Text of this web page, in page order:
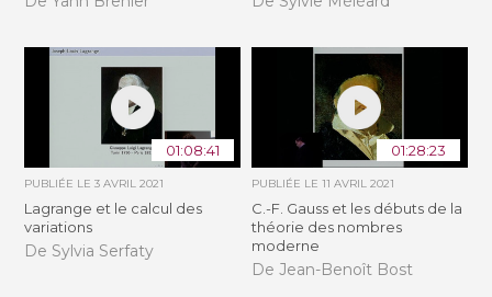
01:08:41
PUBLIÉE LE3 AVRIL 2021
Lagrange et le calcul des
variations
De Sylvia Serfaty
01:28:23
PUBLIÉE LE 11 AVRIL 2021
C.-F. Gauss et les débuts de la
théorie des nombres
moderne
De Jean-Benoît Bost